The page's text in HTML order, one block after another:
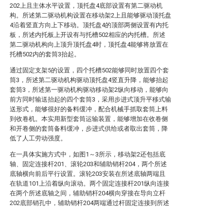
202上且主体水平设置，顶托盘4底部设置有第二驱动机
构。所述第二驱动机构设置在移动架2上且能够驱动顶托盘
4沿着竖直方向上下移动。顶托盘4的顶部两侧设置有内托
板，所述内托板上开设有与托槽502相应的内托槽。所述
第二驱动机构向上顶升顶托盘4时，顶托盘4能够将放置在
托槽502内的套筒3抬起。
通过固定支架5的设置，四个托槽502能够同时放置四个套
筒3，所述第二驱动机构驱动顶托盘4竖直升降，能够抬起
套筒3，所述第一驱动机构驱动移动架2纵向移动，能够向
前方同时输送抬起的四个套筒3，采用步进式顶升平移式输
送形式，能够很好的备料缓冲，配合机械手抓取套筒上料
到收卷机。本实用新型套筒运输装置，能够增加在收卷侧
和开卷侧的套筒备料缓冲，步进式供给或者取出套筒，降
低了人工劳动强度。
在一具体实施方式中，如图1～3所示，移动架2还包括底
轴、固定连接杆201、滚轮203和辅助销杆204，两个所述
底轴横向前后平行设置。滚轮203安装在所述底轴两端且
在轨道101上沿着纵向滚动。两个固定连接杆201纵向连接
在两个所述底轴之间，辅助销杆204横向穿接在导向立杆
202底部销孔中，辅助销杆204两端通过杆固定连接到所述